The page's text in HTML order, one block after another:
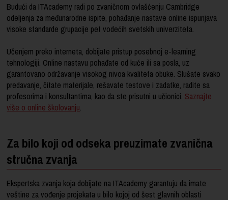
Budući da ITAcademy radi po zvaničnom ovlašćenju Cambridge
odeljenja za međunarodne ispite, pohađanje nastave online ispunjava
visoke standarde grupacije pet vodećih svetskih univerziteta.
Učenjem preko interneta, dobijate pristup posebnoj e-learning
tehnologiji. Online nastavu pohađate od kuće ili sa posla, uz
garantovano održavanje visokog nivoa kvaliteta obuke. Slušate svako
predavanje, čitate materijale, rešavate testove i zadatke, radite sa
profesorima i konsultantima, kao da ste prisutni u učionici. Saznajte
više o online školovanju.
Za bilo koji od odseka preuzimate zvanična
stručna zvanja
Ekspertska zvanja koja dobijate na ITAcademy garantuju da imate
veštine za vođenje projekata u bilo kojoj od šest glavnih oblasti